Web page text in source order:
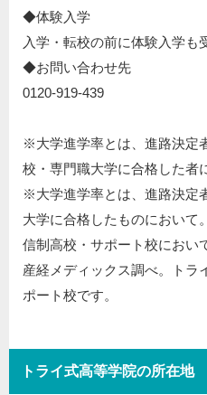
◆体験入学​
入学・転校の前に体験入学も
◆お問い合わせ先​
0120-919-439​
※大学進学率とは、進路決定
校・専門職大学に合格した者
※⼤学進学率とは、進路決定
⼤学に合格したものにおいて
信制⾼校・サポート校におい
産経メディックス調べ。トラ
ポート校です。​
トライ式高等学院の所在地